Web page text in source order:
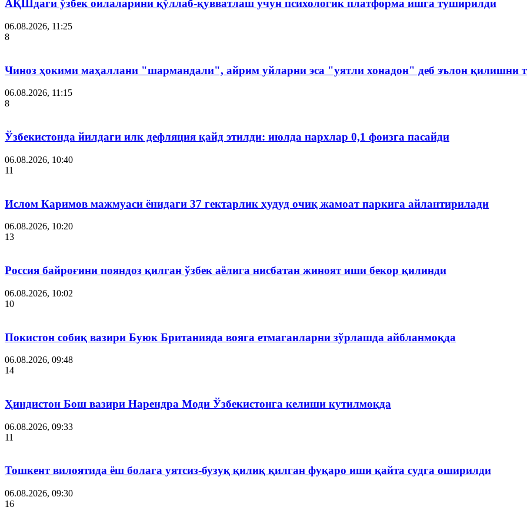
АҚШдаги ўзбек оилаларини қўллаб-қувватлаш учун психологик платформа ишга туширилди
06.08.2026, 11:25
8
Чиноз ҳокими маҳаллани "шармандали", айрим уйларни эса "уятли хонадон" деб эълон қилишни
06.08.2026, 11:15
8
Ўзбекистонда йилдаги илк дефляция қайд этилди: июлда нархлар 0,1 фоизга пасайди
06.08.2026, 10:40
11
Ислом Каримов мажмуаси ёнидаги 37 гектарлик ҳудуд очиқ жамоат паркига айлантирилади
06.08.2026, 10:20
13
Россия байроғини пояндоз қилган ўзбек аёлига нисбатан жиноят иши бекор қилинди
06.08.2026, 10:02
10
Покистон собиқ вазири Буюк Британияда вояга етмаганларни зўрлашда айбланмоқда
06.08.2026, 09:48
14
Ҳиндистон Бош вазири Нарендра Моди Ўзбекистонга келиши кутилмоқда
06.08.2026, 09:33
11
Тошкент вилоятида ёш болага уятсиз-бузуқ қилиқ қилган фуқаро иши қайта судга оширилди
06.08.2026, 09:30
16